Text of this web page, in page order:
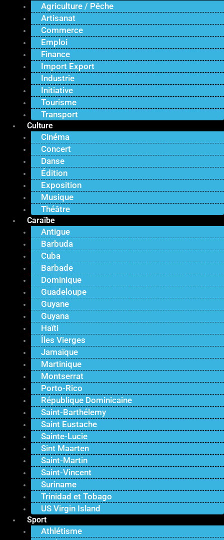
Agriculture / Pêche
Artisanat
Commerce
Emploi
Finance
Import Export
Industrie
Initiative
Tourisme
Transport
Culture
Cinéma
Concert
Danse
Édition
Exposition
Musique
Théâtre
Caraïbe
Antigue
Barbuda
Cuba
Barbade
Dominique
Guadeloupe
Guyane
Guyana
Haïti
Îles Vierges
Jamaïque
Martinique
Montserrat
Porto-Rico
République Dominicaine
Saint-Barthélemy
Saint Eustache
Sainte-Lucie
Sint Maarten
Saint-Martin
Saint-Vincent
Suriname
Trinidad et Tobago
US Virgin Island
Sport
Athlétisme